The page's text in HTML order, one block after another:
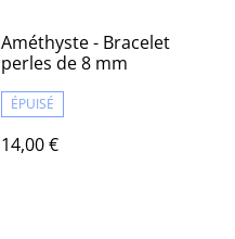
Améthyste - Bracelet
perles de 8 mm
ÉPUISÉ
14,00 €